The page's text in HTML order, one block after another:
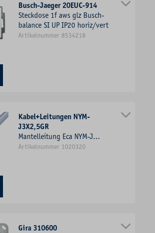
Busch-Jaeger 20EUC-914
Steckdose 1f aws glz Busch-
balance SI UP IP20 horiz/vert
Artikelnummer 8534218
Kabel+Leitungen NYM-
J3X2,5GR
Mantelleitung Eca NYM-J
3x2,5qmm R100 gr 300/500V
Artikelnummer 1020320
Gira 310600